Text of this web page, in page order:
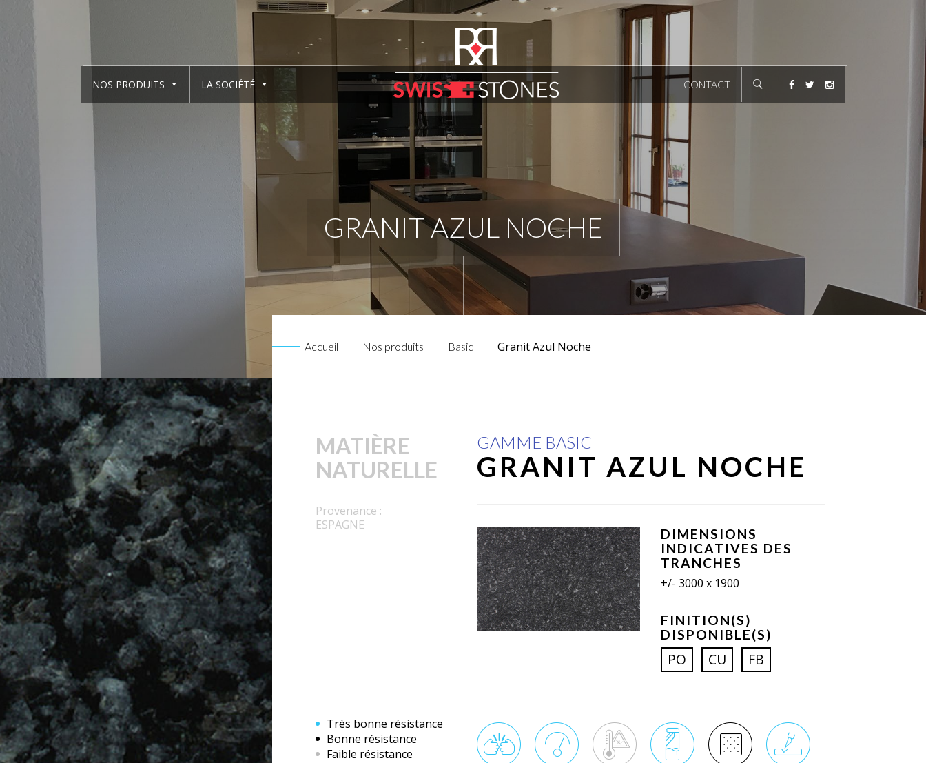
NOS PRODUITS LA SOCIÉTÉ CONTACT
GRANIT AZUL NOCHE
Accueil Nos produits Basic Granit Azul Noche
MATIÈRE
NATURELLE
Provenance :
ESPAGNE
GAMME BASIC
GRANIT AZUL NOCHE
DIMENSIONS
INDICATIVES DES
TRANCHES
+/- 3000 x 1900
FINITION(S)
DISPONIBLE(S)
PO CU FB
Très bonne résistance
Bonne résistance
Faible résistance